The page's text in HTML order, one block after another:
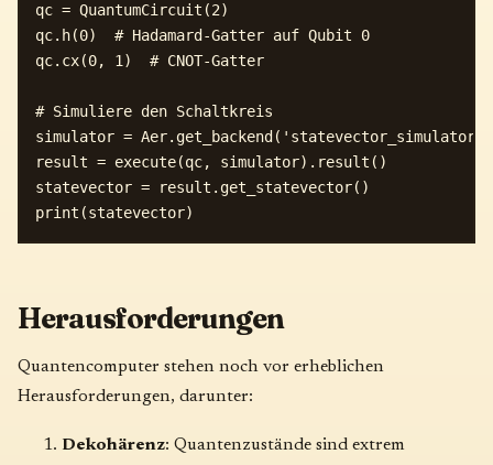
qc = QuantumCircuit(2)
qc.h(0)  # Hadamard-Gatter auf Qubit 0
qc.cx(0, 1)  # CNOT-Gatter
# Simuliere den Schaltkreis
simulator = Aer.get_backend('statevector_simulator')
result = execute(qc, simulator).result()
statevector = result.get_statevector()
Herausforderungen
Quantencomputer stehen noch vor erheblichen
Herausforderungen, darunter:
Dekohärenz: Quantenzustände sind extrem